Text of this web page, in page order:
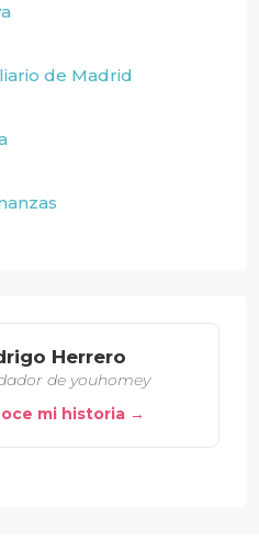
de Madrid
Herrero
de youhomey
mi historia →